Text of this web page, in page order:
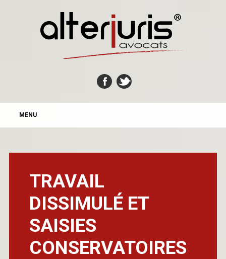
MAIN MENU
MENU
TRAVAIL
DISSIMULÉ ET
SAISIES
CONSERVATOIRES